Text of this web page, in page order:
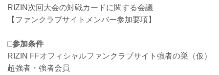
RIZIN次回大会の対戦カードに関する会議
【ファンクラブサイトメンバー参加要項】
□参加条件
RIZIN FFオフィシャルファンクラブサイト強者の巣（仮）
超強者・強者会員